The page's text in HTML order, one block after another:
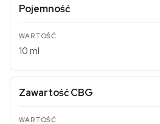
Pojemność
10 ml
Zawartość CBG